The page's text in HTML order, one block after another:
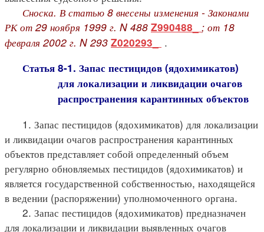
Сноска. В статью 8 внесены изменения - Законами
РК от 29 ноября 1999 г. N 488 Z990488_ ; от 18
февраля 2002 г. N 293 Z020293_ .
Статья 8-1. Запас пестицидов (ядохимикатов)
для локализации и ликвидации очагов
распространения карантинных объектов
1. Запас пестицидов (ядохимикатов) для локализации
и ликвидации очагов распространения карантинных
объектов представляет собой определенный объем
регулярно обновляемых пестицидов (ядохимикатов) и
является государственной собственностью, находящейся
в ведении (распоряжении) уполномоченного органа.
2. Запас пестицидов (ядохимикатов) предназначен
для локализации и ликвидации выявленных очагов